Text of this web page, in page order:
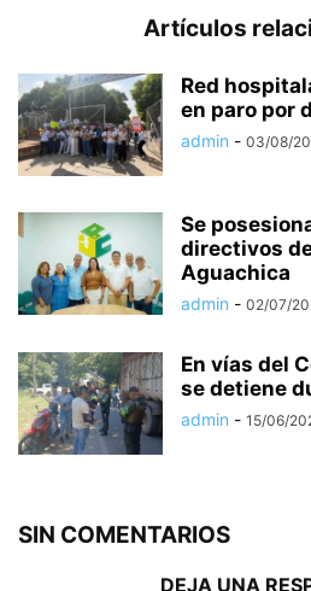
Artículos
Red
en paro por
admin - 03/08/
Se
directivos
Aguachica
admin - 02/07/
En vías del
se detiene
admin - 15/06/
SIN COMENTARIOS
DEJA UNA